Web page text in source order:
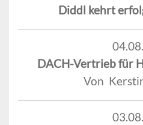
Diddl kehrt
DACH-Vertrieb für
Von